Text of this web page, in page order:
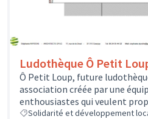
Ludothèque Ô Petit
Ô Petit Loup, future
association créée par une
enthousiastes qui veulent
Solidarité et développement